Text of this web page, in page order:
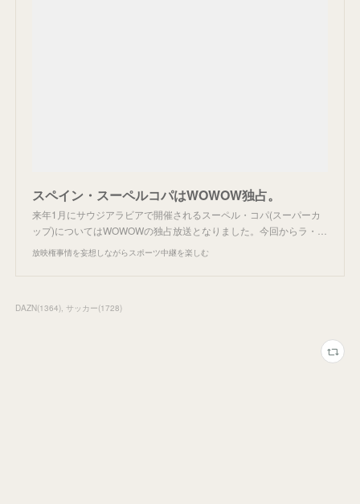
スペイン・スーペルコパはWOWOW独占。
来年1月にサウジアラビアで開催されるスーペル・コパ(スーパーカ
ップ)についてはWOWOWの独占放送となりました。今回からラ・…
放映権事情を妄想しながらスポーツ中継を楽しむ
DAZN(1364) サッカー(1728)